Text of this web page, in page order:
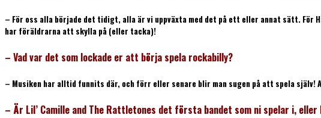
– För oss alla började det tidigt, alla är vi uppväxta med det på ett eller annat sätt. För
har föräldrarna att skylla på (eller tacka)!
– Vad var det som lockade er att börja spela rockabilly?
– Musiken har alltid funnits där, och förr eller senare blir man sugen på att spela
– Är Lil’ Camille and The Rattletones det första bandet som ni spelar i,